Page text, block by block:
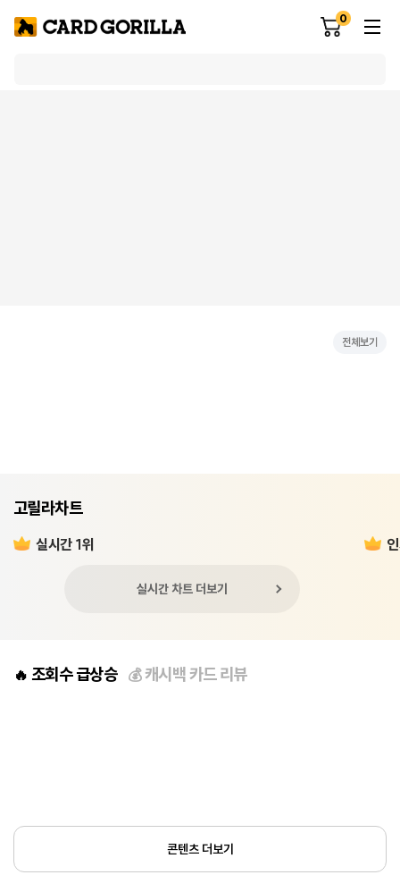
0
전체보기
고릴라차트
실시간 1위
실시간 차트 더보기
🔥 조회수 급상승 💰캐시백 카드 리뷰
콘텐츠 더보기